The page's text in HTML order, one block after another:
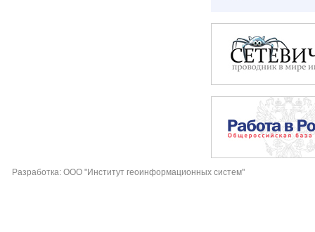
Разработка: ООО "Институт геоинформационных систем"